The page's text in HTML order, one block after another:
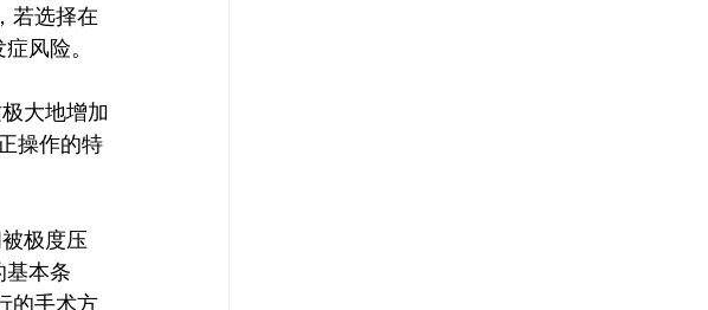
若选择在
风险。
大地增加
操作的特
极度压
基本条
的手术方